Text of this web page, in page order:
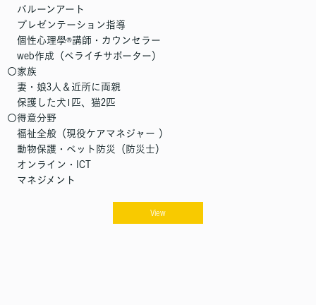
バルーンアート
プレゼンテーション指導
個性心理學®️講師・カウンセラー
web作成（ペライチサポーター）
〇家族
妻・娘3人＆近所に両親
保護した犬1匹、猫2匹
〇得意分野
福祉全般（現役ケアマネジャー ）
動物保護・ペット防災（防災士）
オンライン・ICT
マネジメント
View